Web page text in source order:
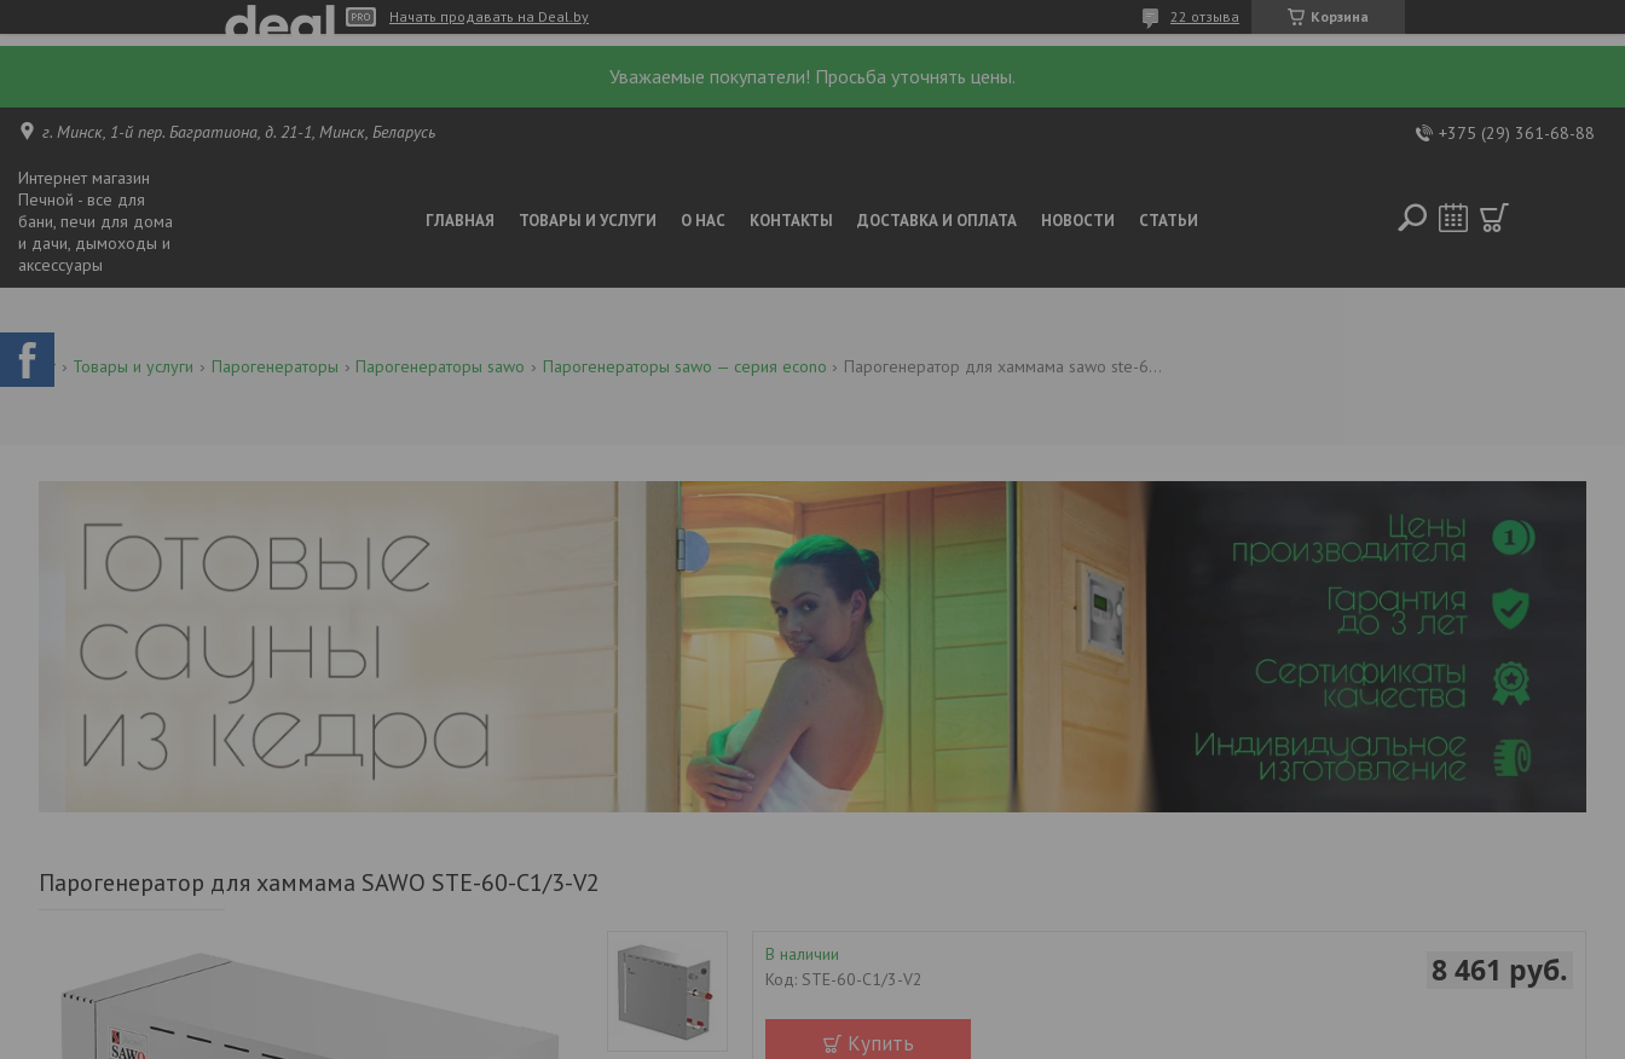
Начать продавать на Deal.by Корзина
22 отзыва
Уважаемые покупатели! Просьба уточнять цены.
г. Минск, 1-й пер. Багратиона, д. 21-1, Минск, Беларусь +375 (29) 361-68-88
Интернет магазин
Печной - все для
бани, печи для дома
и дачи, дымоходы и
аксессуары
ГЛАВНАЯ ТОВАРЫ И УСЛУГИ О НАС КОНТАКТЫ ДОСТАВКА И ОПЛАТА НОВОСТИ СТАТЬИ
Товары и услуги Парогенераторы Парогенераторы sawo Парогенераторы sawo — серия econo Парогенератор для хаммама sawo ste-60-с1/3-v2
Парогенератор для хаммама SAWO STE-60-С1/3-V2
В наличии
Код: STE-60-С1/3-V2 8 461 руб.
Купить